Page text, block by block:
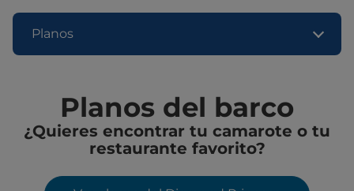
Planos
Planos del barco
¿Quieres encontrar tu camarote o tu
restaurante favorito?